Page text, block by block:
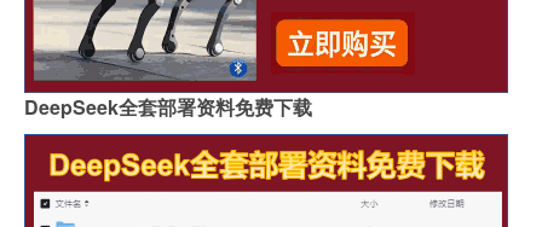
DeepSeek全套部署资料免费下载